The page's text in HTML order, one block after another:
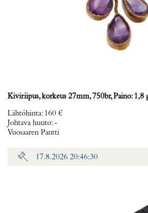
Kiviriipus, korkeus 27mm, 750br, Paino: 1,8
Lähtöhinta: 160 €
Johtava huuto:-
Vuosaaren Pantti
17.8.2026 20:46:30